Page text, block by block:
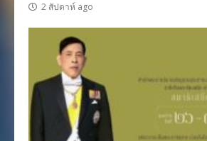
2 สัปดาห์ ago